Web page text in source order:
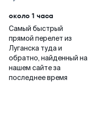
около 1 часа
Самый быстрый
прямой перелет из
Луганска туда и
обратно, найденный на
нашем сайте за
последнее время